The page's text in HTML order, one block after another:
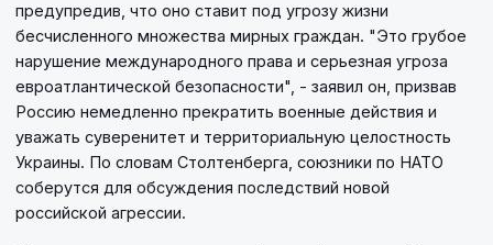
предупредив, что оно ставит под угрозу жизни
бесчисленного множества мирных граждан. "Это грубое
нарушение международного права и серьезная угроза
евроатлантической безопасности", - заявил он, призвав
Россию немедленно прекратить военные действия и
уважать суверенитет и территориальную целостность
Украины. По словам Столтенберга, союзники по НАТО
соберутся для обсуждения последствий новой
российской агрессии.